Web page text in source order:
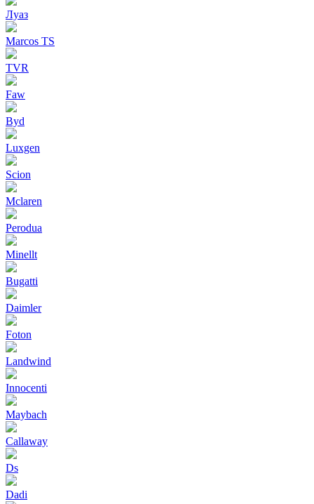
Луаз
Marcos TS
TVR
Faw
Byd
Luxgen
Scion
Mclaren
Perodua
Minellt
Bugatti
Daimler
Foton
Landwind
Innocenti
Maybach
Callaway
Ds
Dadi